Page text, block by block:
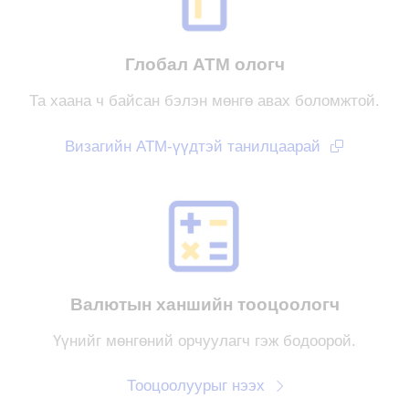
Глобал АТМ ологч
Та хаана ч байсан бэлэн мөнгө авах боломжтой.
Визагийн АТМ-үүдтэй танилцаарай
Валютын ханшийн тооцоологч
Үүнийг мөнгөний орчуулагч гэж бодоорой.
Тооцоолуурыг нээх